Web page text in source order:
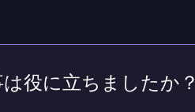
役に立ちましたか？